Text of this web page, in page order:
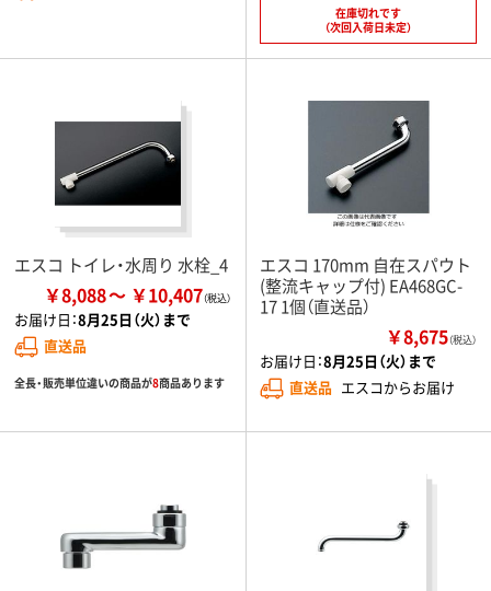
在庫切れです
（次回入荷日未定）
エスコ トイレ・水周り 水栓_4
￥8,088 ￥10,407
お届け日：8月25日（火）まで
直送品
全長・販売単位違いの商品が8商品あります
エスコ 170mm 自在スパウト
(整流キャップ付) EA468GC-
17 1個（直送品）
￥8,675（税込）
お届け日：8月25日（火）まで
直送品 エスコからお届け